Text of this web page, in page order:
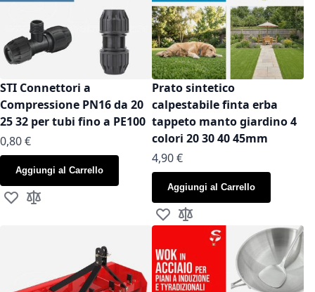
STI Connettori a
Compressione PN16 da 20
25 32 per tubi fino a PE100
As low as
0,80 €
Aggiungi al Carrello
Aggiungi alla lista desideri
Aggiungi al confronto
Prato sintetico
calpestabile finta erba
tappeto manto giardino 4
colori 20 30 40 45mm
As low as
4,90 €
Aggiungi al Carrello
Aggiungi alla lista desideri
Aggiungi al confronto